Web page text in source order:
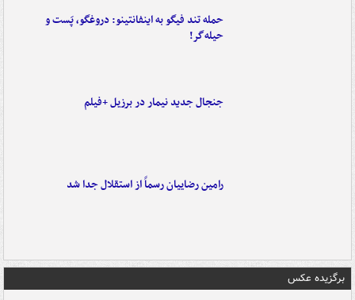
حمله تند فیگو به اینفانتینو: دروغگو، پَست‌ و
حیله‌گر!
جنجال جدید نیمار در برزیل +فیلم
رامین رضاییان رسماً از استقلال جدا شد
برگزیده عکس